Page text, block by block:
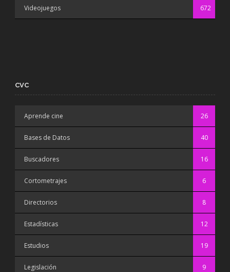
Videojuegos 672
CVC
Aprende cine 26
Bases de Datos 40
Buscadores 16
Cortometrajes 6
Directorios 8
Estadísticas 12
Estudios 19
Legislación 9